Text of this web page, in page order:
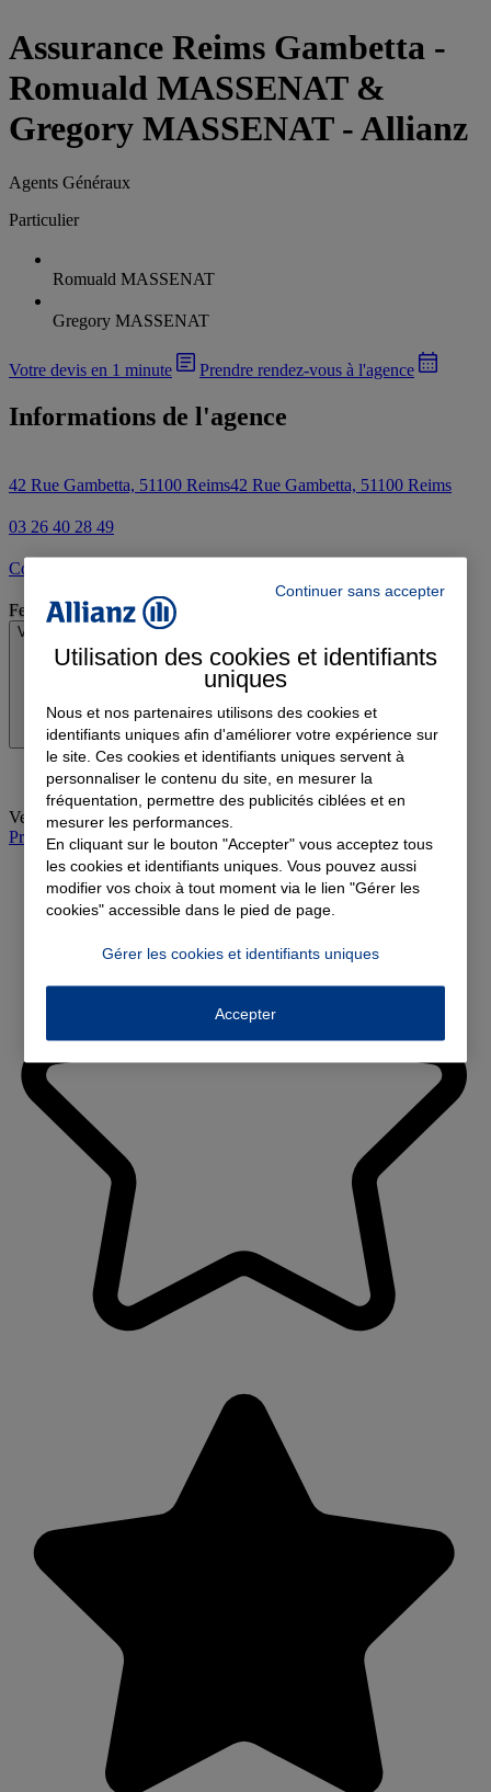
Assurance Reims Gambetta -
Romuald MASSENAT &
Gregory MASSENAT - Allianz
Agents Généraux
Particulier
Romuald MASSENAT
Gregory MASSENAT
Votre devis en 1 minute Prendre rendez-vous à l'agence
Informations de l'agence
42 Rue Gambetta, 51100 Reims42 Rue Gambetta, 51100 Reims
03 26 40 28 49
Contacter l'agence par e-mail
Fermé
Voir les horaires
Vendredi: 09:00-12:00, 14:00-18:00
Prendre rendez-vous à l'agence
Continuer sans accepter
Utilisation des cookies et identifiants
uniques
Nous et nos partenaires utilisons des cookies et
identifiants uniques afin d'améliorer votre expérience sur
le site. Ces cookies et identifiants uniques servent à
personnaliser le contenu du site, en mesurer la
fréquentation, permettre des publicités ciblées et en
mesurer les performances.
En cliquant sur le bouton "Accepter" vous acceptez tous
les cookies et identifiants uniques. Vous pouvez aussi
modifier vos choix à tout moment via le lien "Gérer les
cookies" accessible dans le pied de page.
Gérer les cookies et identifiants uniques
Accepter